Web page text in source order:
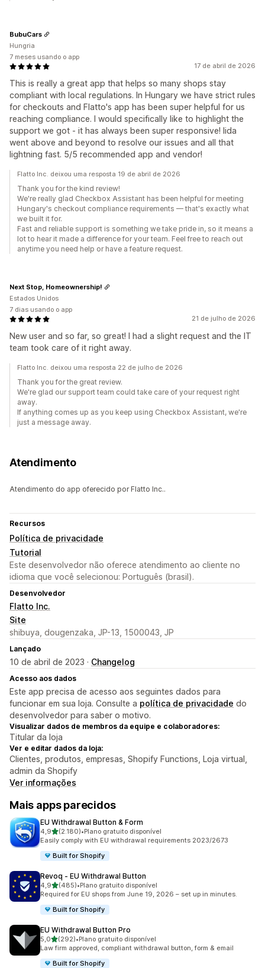
17 de abril de 2026
This is really a great app that helps so many shops stay
compliant with local regulations. In Hungary we have strict rules
for checkouts and Flatto's app has been super helpful for us
reaching compliance. I would specifically like to highlight the
support we got - it has always been super responsive! Iida
went above and beyond to resolve our issues and all that
lightning fast. 5/5 recommended app and vendor!
BubuCars
Hungria
7 meses usando o app
Flatto Inc. deixou uma resposta 19 de abril de 2026
Thank you for the kind review!
We're really glad Checkbox Assistant has been helpful for meeting
Hungary's checkout compliance requirements — that's exactly what
we built it for.
Fast and reliable support is something we take pride in, so it means a
lot to hear it made a difference for your team. Feel free to reach out
anytime you need help or have a feature request.
21 de julho de 2026
New user and so far, so great! I had a slight request and the IT
team took care of it right away.
Next Stop, Homeownership!
Estados Unidos
7 dias usando o app
Flatto Inc. deixou uma resposta 22 de julho de 2026
Thank you for the great review.
We're glad our support team could take care of your request right
away.
If anything comes up as you keep using Checkbox Assistant, we're
just a message away.
Atendimento
Atendimento do app oferecido por Flatto Inc..
Recursos
Política de privacidade
Tutorial
Este desenvolvedor não oferece atendimento ao cliente no
idioma que você selecionou: Português (brasil).
Desenvolvedor
Flatto Inc.
Site
shibuya, dougenzaka, JP-13, 1500043, JP
Lançado
10 de abril de 2023 · Changelog
Acesso aos dados
Este app precisa de acesso aos seguintes dados para
funcionar em sua loja. Consulte a política de privacidade do
desenvolvedor para saber o motivo.
Visualizar dados de membros da equipe e colaboradores:
Titular da loja
Ver e editar dados da loja:
Clientes, produtos, empresas, Shopify Functions, Loja virtual,
admin da Shopify
Ver informações
Mais apps parecidos
EU Withdrawal Button & Form
4,9de 5 estrelas
(2.180)
2180 avaliações ao todo
•Plano gratuito disponível
Easily comply with EU withdrawal requirements 2023/2673
Built for Shopify
Revoq ‑ EU Withdrawal Button
4,9de 5 estrelas
(485)
485 avaliações ao todo
•Plano gratuito disponível
Required for EU shops from June 19, 2026 – set up in minutes.
Built for Shopify
EU Withdrawal Button Pro
5,0de 5 estrelas
(292)
292 avaliações ao todo
•Plano gratuito disponível
Law firm approved, compliant withdrawal button, form & email
Built for Shopify